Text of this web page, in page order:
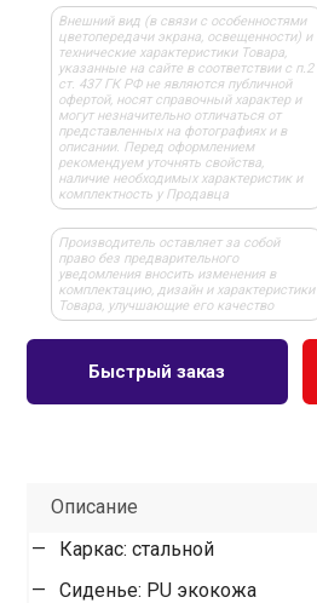
Внешний вид (в связи с особенностями
цветопередачи экрана, освещенности) и
технические характеристики Товара,
указанные на сайте в соответствии с п.2
ст. 437 ГК РФ не являются публичной
офертой, носят справочный характер и
могут незначительно отличаться от
представленных на фотографиях и в
описании. Перед оформлением
рекомендуем уточнять свойства,
наличие необходимых характеристик и
комплектность у Продавца
Производитель оставляет за собой
право без предварительного
уведомления вносить изменения в
комплектацию, дизайн и характеристики
Товара, улучшающие его качество
Быстрый заказ
Описание
Каркас: стальной
Сиденье: PU экокожа